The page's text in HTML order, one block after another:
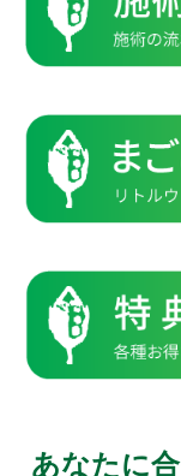
あなたに